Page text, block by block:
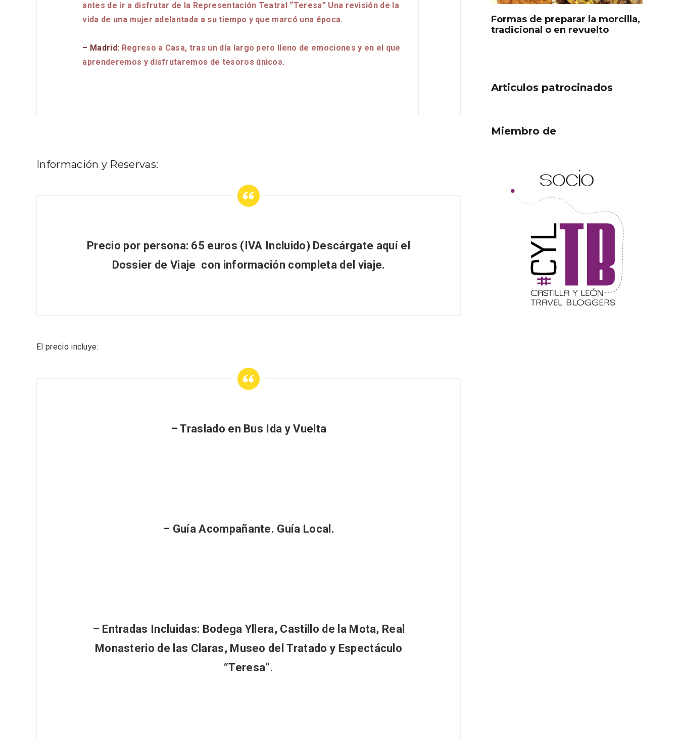
antes de ir a disfrutar de la Representación Teatral “Teresa” Una revisión de la
vida de una mujer adelantada a su tiempo y que marcó una época.
– Madrid: Regreso a Casa, tras un día largo pero lleno de emociones y en el que
aprenderemos y disfrutaremos de tesoros únicos.
Información y Reservas:
Precio por persona: 65 euros (IVA Incluido) Descárgate aquí el
Dossier de Viaje con información completa del viaje.
El precio incluye:
– Traslado en Bus Ida y Vuelta
– Guía Acompañante. Guía Local.
– Entradas Incluidas: Bodega Yllera, Castillo de la Mota, Real
Monasterio de las Claras, Museo del Tratado y Espectáculo
“Teresa”.
Formas de preparar la morcilla,
tradicional o en revuelto
Articulos patrocinados
Miembro de
Miguel del Pino 2026
Cigales inaugura la
musealización de los arcos
de la Iglesia de Santiago
Apóstol
Los Pueblos más bonitos de